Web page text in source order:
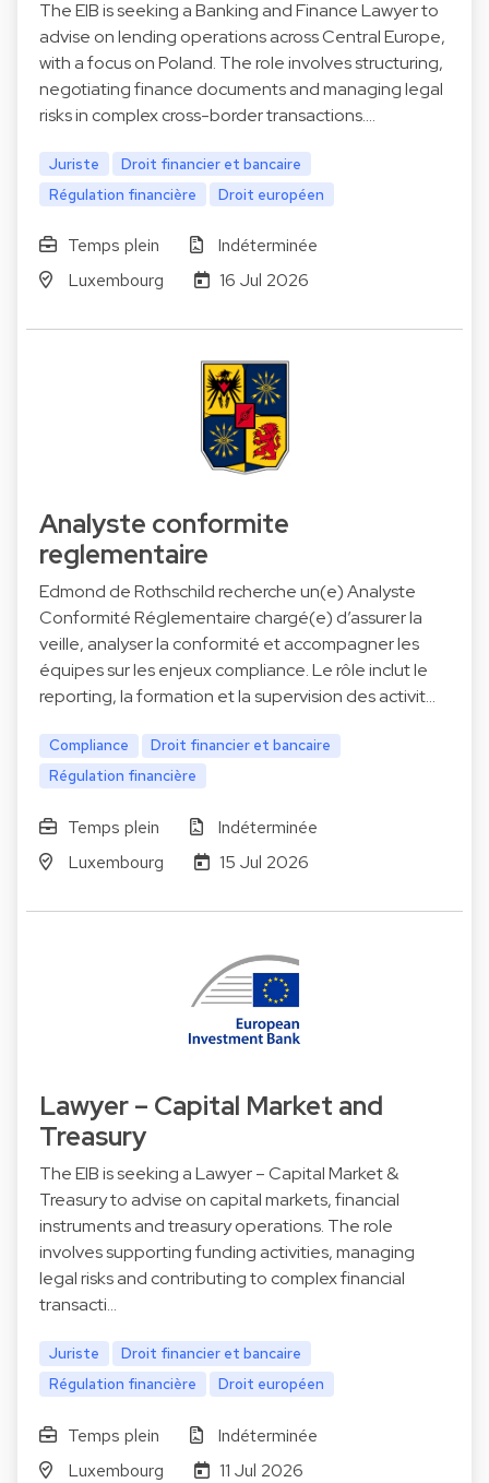
The EIB is seeking a Banking and Finance Lawyer to
advise on lending operations across Central Europe,
with a focus on Poland. The role involves structuring,
negotiating finance documents and managing legal
risks in complex cross-border transactions.…
Juriste
Droit financier et bancaire
Régulation financière
Droit européen
Temps plein
Indéterminée
Luxembourg
16 Jul 2026
Analyste conformite
reglementaire
Edmond de Rothschild recherche un(e) Analyste
Conformité Réglementaire chargé(e) d’assurer la
veille, analyser la conformité et accompagner les
équipes sur les enjeux compliance. Le rôle inclut le
reporting, la formation et la supervision des activit…
Compliance
Droit financier et bancaire
Régulation financière
Temps plein
Indéterminée
Luxembourg
15 Jul 2026
Lawyer – Capital Market and
Treasury
The EIB is seeking a Lawyer – Capital Market &
Treasury to advise on capital markets, financial
instruments and treasury operations. The role
involves supporting funding activities, managing
legal risks and contributing to complex financial
transacti…
Juriste
Droit financier et bancaire
Régulation financière
Droit européen
Temps plein
Indéterminée
Luxembourg
11 Jul 2026